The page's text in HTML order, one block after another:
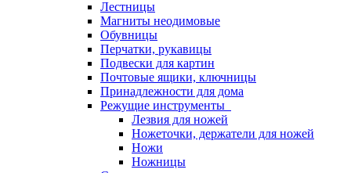
Лестницы
Магниты неодимовые
Обувницы
Перчатки, рукавицы
Подвески для картин
Почтовые ящики, ключницы
Принадлежности для дома
Режущие инструменты
Лезвия для ножей
Ножеточки, держатели для ножей
Ножи
Ножницы